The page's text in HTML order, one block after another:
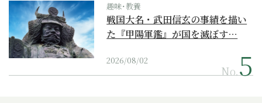
趣味･教養
戦国大名・武田信玄の事績を描い
た『甲陽軍鑑』が国を滅ぼす…
2026/08/02
No.